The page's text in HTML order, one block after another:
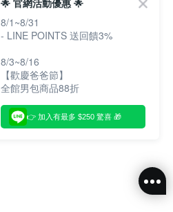
🌟 官網活動優惠 🌟
8/1~8/31
- LINE POINTS 送回饋3%
8/3~8/16
【歡慶爸爸節】
全館男包商品88折
👉 加入有最多 $250 驚喜 🎁